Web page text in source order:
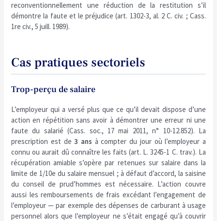
reconventionnellement une réduction de la restitution s’il
démontre la faute et le préjudice (art. 1302-3, al. 2 C. civ. ; Cass.
1re civ., 5 juill. 1989).
Cas pratiques sectoriels
Trop-perçu de salaire
L’employeur qui a versé plus que ce qu’il devait dispose d’une
action en répétition sans avoir à démontrer une erreur ni une
faute du salarié (Cass. soc., 17 mai 2011, n° 10-12.852). La
prescription est de3 ans à compter du jour où l’employeur a
connu ou aurait dû connaître les faits (art. L. 3245-1 C. trav.). La
récupération amiable s’opère par retenues sur salaire dans la
limite de 1/10e du salaire mensuel ; à défaut d’accord, la saisine
du conseil de prud’hommes est nécessaire. L’action couvre
aussi les remboursements de frais excédant l’engagement de
l’employeur — par exemple des dépenses de carburant à usage
personnel alors que l’employeur ne s’était engagé qu’à couvrir